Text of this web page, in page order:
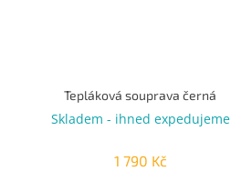
Tepláková souprava černá
Skladem - ihned expedujeme
1 790 Kč